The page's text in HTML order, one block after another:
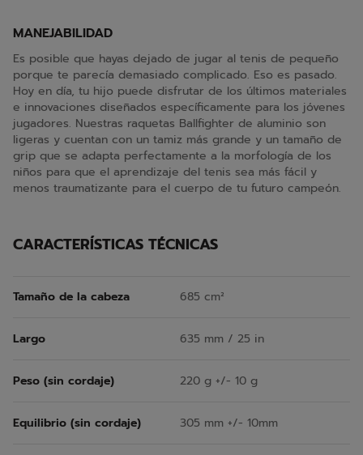
MANEJABILIDAD
Es posible que hayas dejado de jugar al tenis de pequeño
porque te parecía demasiado complicado. Eso es pasado.
Hoy en día, tu hijo puede disfrutar de los últimos materiales
e innovaciones diseñados específicamente para los jóvenes
jugadores. Nuestras raquetas Ballfighter de aluminio son
ligeras y cuentan con un tamiz más grande y un tamaño de
grip que se adapta perfectamente a la morfología de los
niños para que el aprendizaje del tenis sea más fácil y
menos traumatizante para el cuerpo de tu futuro campeón.
CARACTERÍSTICAS TÉCNICAS
Tamaño de la cabeza 685 cm²
Largo 635 mm / 25 in
Peso (sin cordaje) 220 g +/- 10 g
Equilibrio (sin cordaje) 305 mm +/- 10mm